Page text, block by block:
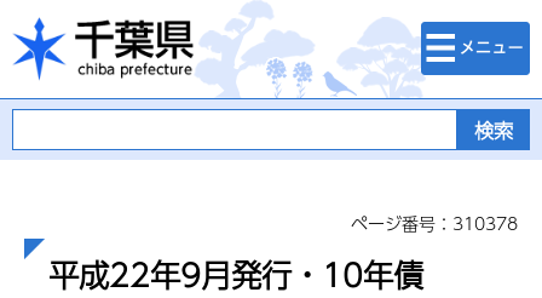
千葉県
検索・メニュ
ー
ページ番号：310378
平成22年9月発行・10年債